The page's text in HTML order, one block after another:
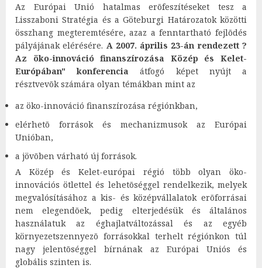
Az Európai Unió hatalmas erõfeszítéseket tesz a
Lisszaboni Stratégia és a Göteburgi Határozatok közötti
összhang megteremtésére, azaz a fenntartható fejlõdés
pályájának elérésére. A 2007. április 23-án rendezett ?
Az öko-innováció finanszírozása Közép és Kelet-
Európában" konferencia átfogó képet nyújt a
résztvevõk számára olyan témákban mint az
az öko-innováció finanszírozása régiónkban,
elérhetõ források és mechanizmusok az Európai
Unióban,
a jövõben várható új források.
A Közép és Kelet-európai régió több olyan öko-
innovációs ötlettel és lehetõséggel rendelkezik, melyek
megvalósításához a kis- és középvállalatok erõforrásai
nem elegendõek, pedig elterjedésük és általános
használatuk az éghajlatváltozással és az egyéb
környezetszennyezõ forrásokkal terhelt régiónkon túl
nagy jelentõséggel bírnának az Európai Uniós és
globális szinten is.